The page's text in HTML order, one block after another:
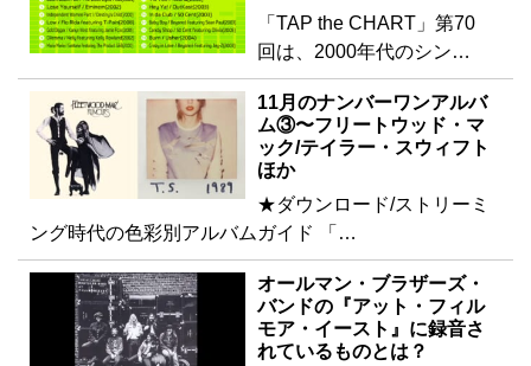
「TAP the CHART」第70
回は、2000年代のシン…
11月のナンバーワンアルバ
ム③〜フリートウッド・マ
ック/テイラー・スウィフト
ほか
★ダウンロード/ストリーミ
ング時代の色彩別アルバムガイド 「…
オールマン・ブラザーズ・
バンドの『アット・フィル
モア・イースト』に録音さ
れているものとは？